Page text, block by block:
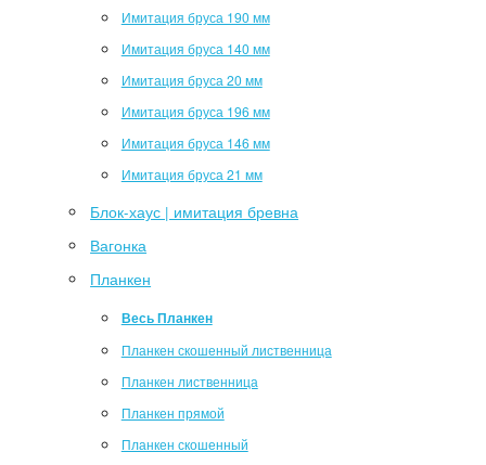
Имитация бруса 190 мм
Имитация бруса 140 мм
Имитация бруса 20 мм
Имитация бруса 196 мм
Имитация бруса 146 мм
Имитация бруса 21 мм
Блок-хаус | имитация бревна
Вагонка
Планкен
Весь Планкен
Планкен скошенный лиственница
Планкен лиственница
Планкен прямой
Планкен скошенный